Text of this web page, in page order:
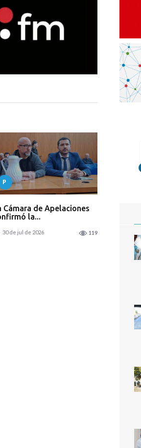
P
Cámara de Apelaciones
la...
30 de jul de 2026 119